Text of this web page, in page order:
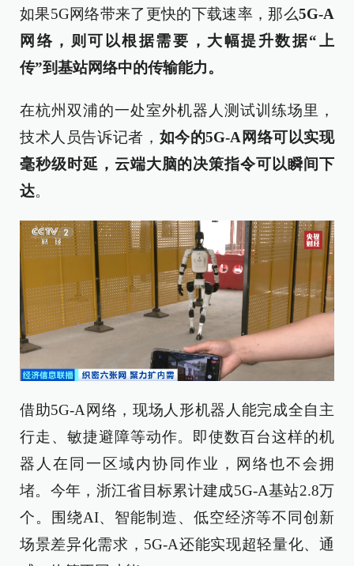
如果5G网络带来了更快的下载速率，那么5G-A
网络，则可以根据需要，大幅提升数据“上
传”到基站网络中的传输能力。
在杭州双浦的一处室外机器人测试训练场里，
技术人员告诉记者， 如今的5G-A网络可以实现
毫秒级时延，云端大脑的决策指令可以瞬间下
达。
借助5G-A网络，现场人形机器人能完成全自主
行走、敏捷避障等动作。即使数百台这样的机
器人在同一区域内协同作业，网络也不会拥
堵。今年，浙江省目标累计建成5G-A基站2.8万
个。围绕AI、智能制造、低空经济等不同创新
场景差异化需求，5G-A还能实现超轻量化、通